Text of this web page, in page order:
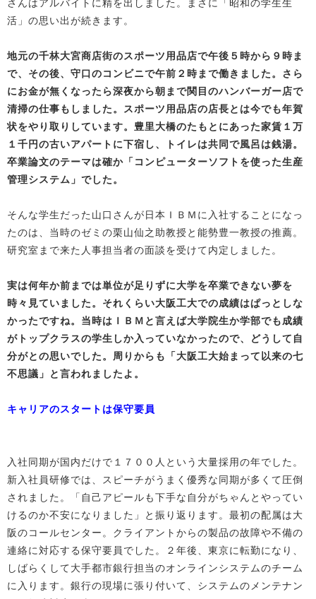
さんはアルバイトに精を出しました。まさに「昭和の学生生
活」の思い出が続きます。
地元の千林大宮商店街のスポーツ用品店で午後５時から９時ま
で、その後、守口のコンビニで午前２時まで働きました。さら
にお金が無くなったら深夜から朝まで関目のハンバーガー店で
清掃の仕事もしました。スポーツ用品店の店長とは今でも年賀
状をやり取りしています。豊里大橋のたもとにあった家賃１万
１千円の古いアパートに下宿し、トイレは共同で風呂は銭湯。
卒業論文のテーマは確か「コンピューターソフトを使った生産
管理システム」でした。
そんな学生だった山口さんが日本ＩＢＭに入社することになっ
たのは、当時のゼミの栗山仙之助教授と能勢豊一教授の推薦。
研究室まで来た人事担当者の面談を受けて内定しました。
実は何年か前までは単位が足りずに大学を卒業できない夢を
時々見ていました。それくらい大阪工大での成績はぱっとしな
かったですね。当時はＩＢＭと言えば大学院生か学部でも成績
がトップクラスの学生しか入っていなかったので、どうして自
分がとの思いでした。周りからも「大阪工大始まって以来の七
不思議」と言われましたよ。
キャリアのスタートは保守要員
入社同期が国内だけで１７００人という大量採用の年でした。
新入社員研修では、スピーチがうまく優秀な同期が多くて圧倒
されました。「自己アピールも下手な自分がちゃんとやってい
けるのか不安になりました」と振り返ります。最初の配属は大
阪のコールセンター。クライアントからの製品の故障や不備の
連絡に対応する保守要員でした。２年後、東京に転勤になり、
しばらくして大手都市銀行担当のオンラインシステムのチーム
に入ります。銀行の現場に張り付いて、システムのメンテナン